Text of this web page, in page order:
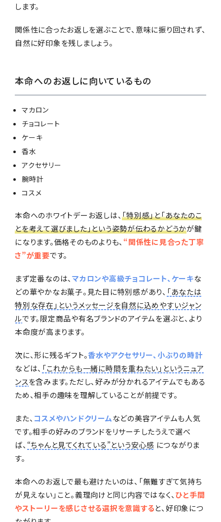
します。
関係性に合ったお返しを選ぶことで、意味に振り回されず、
自然に好印象を残しましょう。
本命へのお返しに向いているもの
マカロン
チョコレート
ケーキ
香水
アクセサリー
腕時計
コスメ
本命へのホワイトデーお返しは、「特別感」と「あなたのこ
とを考えて選びました」という姿勢が伝わるかどうかが鍵
になります。価格そのものよりも、 “関係性に見合った丁寧
さ”が重要です。
まず定番なのは、 マカロンや高級チョコレート、ケーキな
どの華やかなお菓子。見た目に特別感があり、 「あなたは
特別な存在」というメッセージを自然に込めやすいジャン
ルです。限定商品や有名ブランドのアイテムを選ぶと、より
本命度が高まります。
次に、形に残るギフト。香水やアクセサリー、小ぶりの時計
などは、 「これからも一緒に時間を重ねたい」というニュア
ンスを含みます。ただし、好みが分かれるアイテムでもある
ため、相手の趣味を理解していることが前提です。
また、 コスメやハンドクリームなどの美容アイテムも人気
です。相手の好みのブランドをリサーチしたうえで選べ
ば、 “ちゃんと見てくれている”という安心感 につながりま
す。
本命へのお返しで最も避けたいのは、「無難すぎて気持ち
が見えない」こと。義理向けと同じ内容ではなく、 ひと手間
やストーリーを感じさせる選択を意識すると、好印象につ